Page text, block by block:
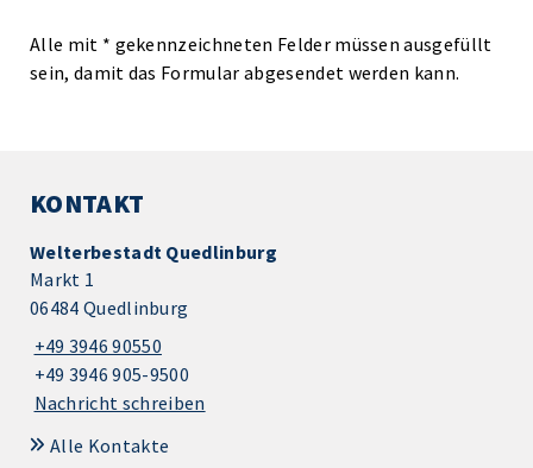
Alle mit * gekennzeichneten Felder müssen ausgefüllt
sein, damit das Formular abgesendet werden kann.
KONTAKT
Welterbestadt Quedlinburg
Markt 1
06484 Quedlinburg
+49 3946 90550
+49 3946 905-9500
Nachricht schreiben
Alle Kontakte